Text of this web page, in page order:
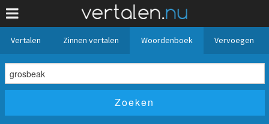
Vertalen Zinnen vertalen Woordenboek Vervoegen